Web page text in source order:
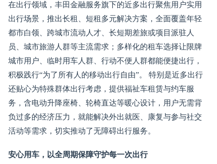
在出行领域，丰田金融服务旗下的近多出行聚焦用户实用
出行场景，推出长租、短租多元解决方案，全面覆盖年轻
都市白领、跨城市流动人才、长短期差旅或项目派驻人
员、城市旅游人群等主流需求；多样化的租车选择让限牌
城市用户、临时用车人群、行动不便人群都能便捷出行，
积极践行“为了所有人的移动出行自由”。 特别是近多出行
还贴心为特殊群体出行考虑，提供福祉车租赁与约车服
务，含电动升降座椅、轮椅直达等暖心设计，用户无需背
负过多的经济压力，就能解决外出就医、康复与参与社交
活动等需求，切实推动了无障碍出行服务。
安心用车，以全周期保障守护每一次出行